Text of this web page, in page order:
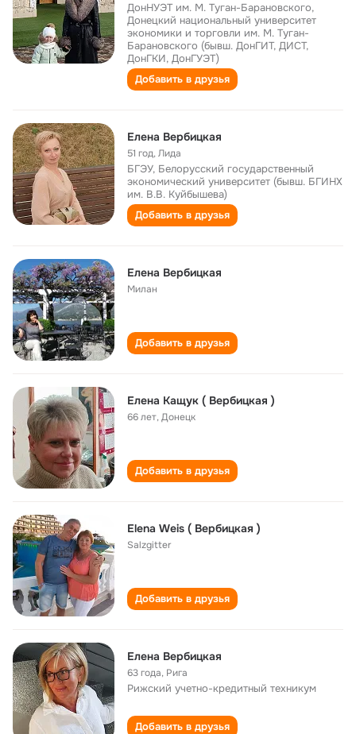
ДонНУЭТ им. М. Туган-Барановского,
Донецкий национальный университет
экономики и торговли им. М. Туган-
Барановского (бывш. ДонГИТ, ДИСТ,
ДонГКИ, ДонГУЭТ)
Добавить в друзья
Елена Вербицкая
51 год,Лида
БГЭУ, Белорусский государственный
экономический университет (бывш. БГИНХ
им. В.В. Куйбышева)
Добавить в друзья
Елена Вербицкая
Милан
Добавить в друзья
Елена Кащук ( Вербицкая )
66 лет,Донецк
Добавить в друзья
Elena Weis ( Вербицкая )
Salzgitter
Добавить в друзья
Елена Вербицкая
63 года, Рига
Рижский учетно-кредитный техникум
Добавить в друзья